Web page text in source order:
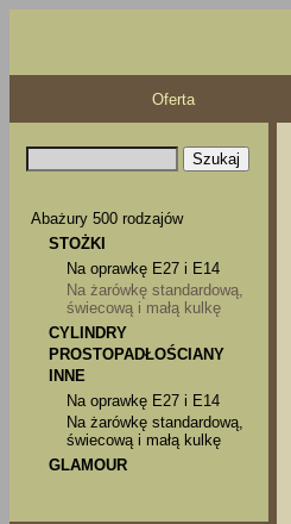
Oferta
Abażury 500 rodzajów
STOŻKI
Na oprawkę E27 i E14
Na żarówkę standardową,
świecową i małą kulkę
CYLINDRY
PROSTOPADŁOŚCIANY
INNE
Na oprawkę E27 i E14
Na żarówkę standardową,
świecową i małą kulkę
GLAMOUR